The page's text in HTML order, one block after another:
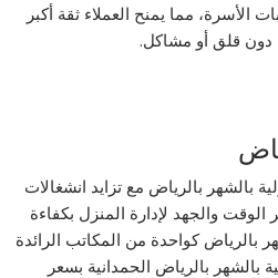
مما يمنح العملاء ثقة أكبر
دون قلق أو مشاكل.
بالشهر بالرياض مع تزايد انشغالات
الوقت والجهد لإدارة المنزل بكفاءة
بالرياض كواحدة من المكاتب الرائدة
بالشهر بالرياض الحمدانية بسعر